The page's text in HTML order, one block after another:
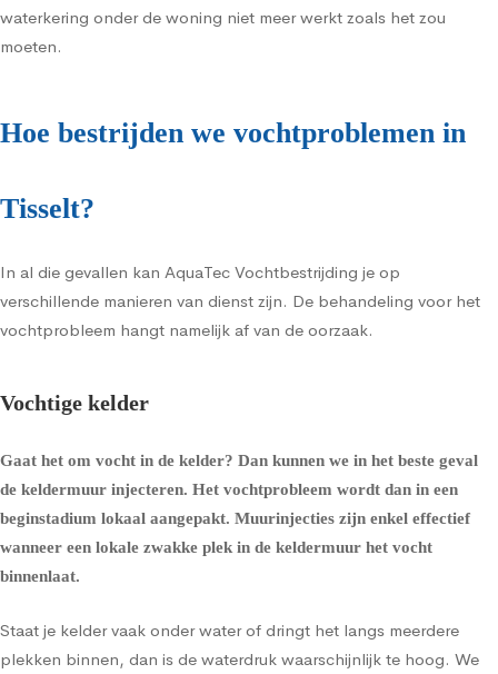
waterkering onder de woning niet meer werkt zoals het zou
moeten.
Hoe bestrijden we vochtproblemen in
Tisselt?
In al die gevallen kan AquaTec Vochtbestrijding je op
verschillende manieren van dienst zijn. De behandeling voor het
vochtprobleem hangt namelijk af van de oorzaak.
Vochtige kelder
Gaat het om vocht in de kelder? Dan kunnen we in het beste geval
de keldermuur injecteren. Het vochtprobleem wordt dan in een
beginstadium lokaal aangepakt. Muurinjecties zijn enkel effectief
wanneer een lokale zwakke plek in de keldermuur het vocht
binnenlaat.
Staat je kelder vaak onder water of dringt het langs meerdere
plekken binnen, dan is de waterdruk waarschijnlijk te hoog. We